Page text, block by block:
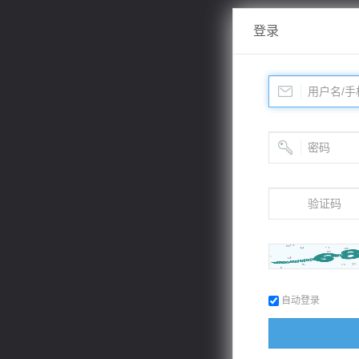
登录
自动登录